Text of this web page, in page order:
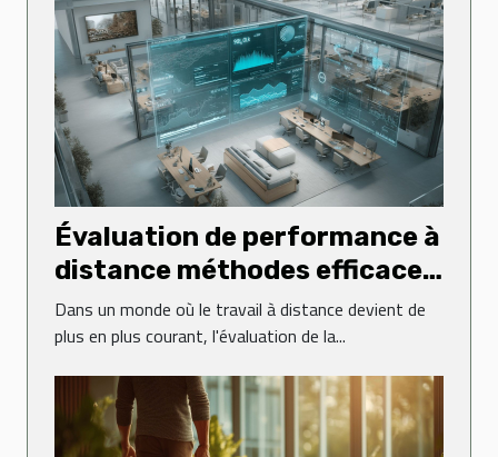
Évaluation de performance à
distance méthodes efficaces
pour les équipes remote
Dans un monde où le travail à distance devient de
plus en plus courant, l'évaluation de la...